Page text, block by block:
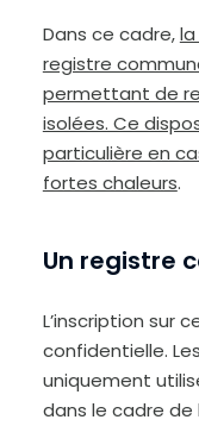
g
m
e
r
e
t
x
e
Dans ce cadre,
registre
permettant de
isolées. Ce
particulière en
fortes chaleurs.
Un registre
L’inscription sur
confidentielle.
uniquement
dans le cadre